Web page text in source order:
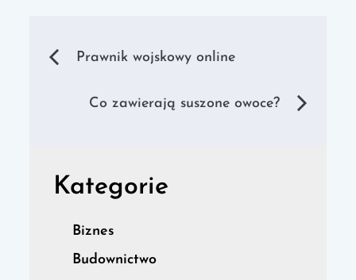
Nawigacja
wpisu
Prawnik wojskowy online
Co zawierają suszone owoce?
Kategorie
Biznes
Budownictwo